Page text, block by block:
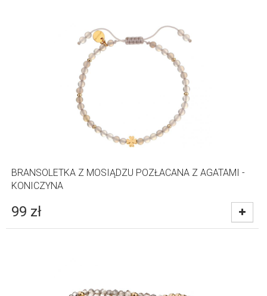
BRANSOLETKA Z MOSIĄDZU POZŁACANA Z AGATAMI -
KONICZYNA
99 zł